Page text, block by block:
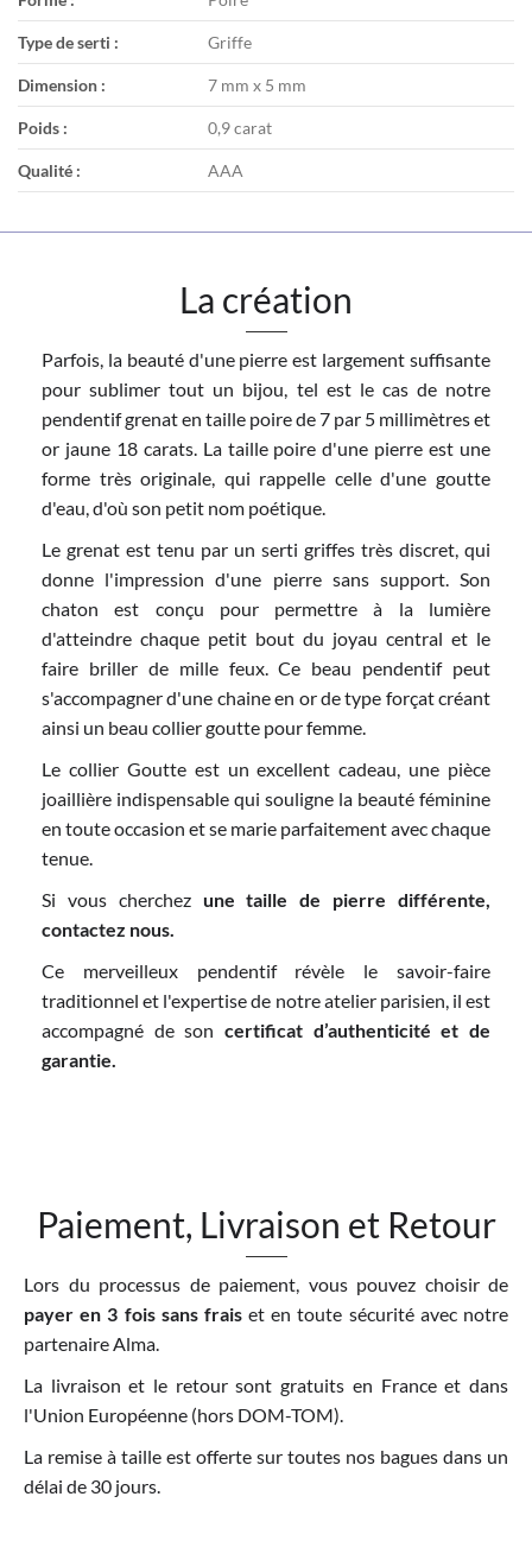
Type de serti : Griffe
Dimension : 7 mm x 5 mm
Poids : 0,9 carat
Qualité : AAA
La création
Parfois, la beauté d'une pierre est largement suffisante
pour sublimer tout un bijou, tel est le cas de notre
pendentif grenat en taille poire de 7 par 5 millimètres et
or jaune 18 carats. La taille poire d'une pierre est une
forme très originale, qui rappelle celle d'une goutte
d'eau, d'où son petit nom poétique.
Le grenat est tenu par un serti griffes très discret, qui
donne l'impression d'une pierre sans support. Son
chaton est conçu pour permettre à la lumière
d'atteindre chaque petit bout du joyau central et le
faire briller de mille feux. Ce beau pendentif peut
s'accompagner d'une chaine en or de type forçat créant
ainsi un beau collier goutte pour femme.
Le collier Goutte est un excellent cadeau, une pièce
joaillière indispensable qui souligne la beauté féminine
en toute occasion et se marie parfaitement avec chaque
tenue.
Si vous cherchez une taille de pierre différente,
contactez nous.
Ce merveilleux pendentif révèle le savoir-faire
traditionnel et l'expertise de notre atelier parisien, il est
accompagné de son certificat d’authenticité et de
garantie.
Paiement, Livraison et Retour
Lors du processus de paiement, vous pouvez choisir de
payer en 3 fois sans fraiset en toute sécurité avec notre
partenaire Alma.
La livraison et le retour sont gratuits en France et dans
l'Union Européenne (hors DOM-TOM).
La remise à taille est offerte sur toutes nos bagues dans un
délai de 30 jours.